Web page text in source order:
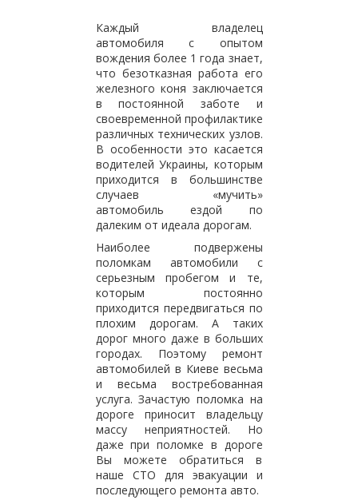
Каждый владелец
автомобиля с опытом
вождения более 1 года знает,
что безотказная работа его
железного коня заключается
в постоянной заботе и
своевременной профилактике
различных технических узлов.
В особенности это касается
водителей Украины, которым
приходится в большинстве
случаев «мучить»
автомобиль ездой по
далеким от идеала дорогам.
Наиболее подвержены
поломкам автомобили с
серьезным пробегом и те,
которым постоянно
приходится передвигаться по
плохим дорогам. А таких
дорог много даже в больших
городах. Поэтому ремонт
автомобилей в Киеве весьма
и весьма востребованная
услуга. Зачастую поломка на
дороге приносит владельцу
массу неприятностей. Но
даже при поломке в дороге
Вы можете обратиться в
наше СТО для эвакуации и
последующего ремонта авто.